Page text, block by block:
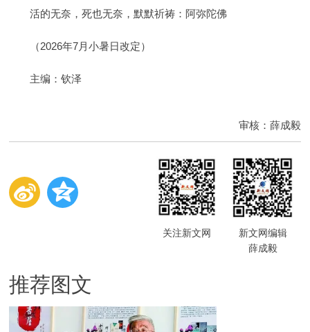
活的无奈，死也无奈，默默祈祷：阿弥陀佛
（2026年7月小暑日改定）
主编：钦泽
审核：薛成毅
关注新文网
新文网编辑
薛成毅
推荐图文